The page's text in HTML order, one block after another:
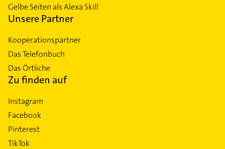
Gelbe Seiten als Alexa Skill
Unsere Partner
Kooperationspartner
Das Telefonbuch
Das Örtliche
Zu finden auf
Instagram
Facebook
Pinterest
TikTok